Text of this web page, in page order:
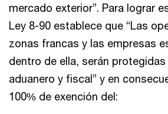
mercado exterior”. Para lograr
Ley 8-90 establece que “Las
zonas francas y las empresas
dentro de ella, serán
aduanero y fiscal” y en
100% de exención del: